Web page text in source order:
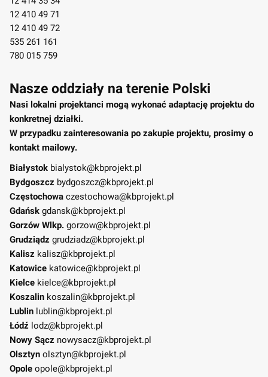
12 410 49 71
12 410 49 72
535 261 161
780 015 759
Nasze oddziały na terenie Polski
Nasi lokalni projektanci mogą wykonać adaptację projektu do
konkretnej działki.
W przypadku zainteresowania po zakupie projektu, prosimy o
kontakt mailowy.
Białystok bialystok@kbprojekt.pl
Bydgoszcz bydgoszcz@kbprojekt.pl
Częstochowa czestochowa@kbprojekt.pl
Gdańsk gdansk@kbprojekt.pl
Gorzów Wlkp. gorzow@kbprojekt.pl
Grudziądz grudziadz@kbprojekt.pl
Kalisz kalisz@kbprojekt.pl
Katowice katowice@kbprojekt.pl
Kielce kielce@kbprojekt.pl
Koszalin koszalin@kbprojekt.pl
Lublin lublin@kbprojekt.pl
Łódź lodz@kbprojekt.pl
Nowy Sącz nowysacz@kbprojekt.pl
Olsztyn olsztyn@kbprojekt.pl
Opole opole@kbprojekt.pl